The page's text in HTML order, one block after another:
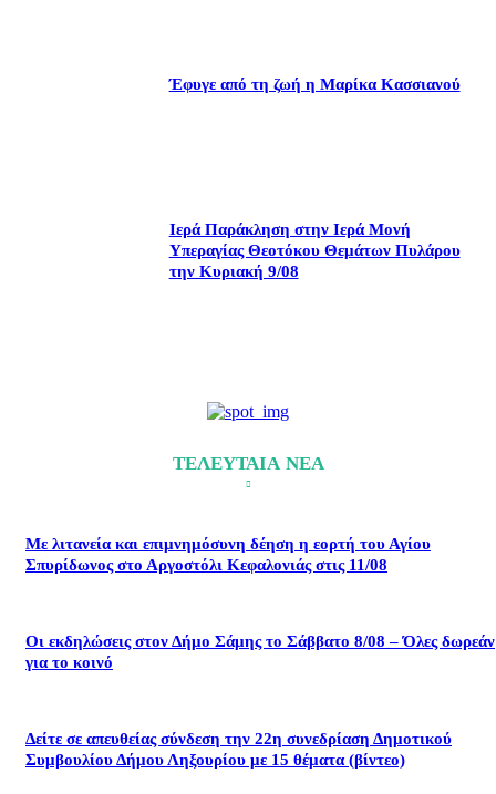
Έφυγε από τη ζωή η Μαρίκα Κασσιανού
Ιερά Παράκληση στην Ιερά Μονή
Υπεραγίας Θεοτόκου Θεμάτων Πυλάρου
την Κυριακή 9/08
ΤΕΛΕΥΤΑΙΑ ΝΕΑ
Με λιτανεία και επιμνημόσυνη δέηση η εορτή του Αγίου
Σπυρίδωνος στο Αργοστόλι Κεφαλονιάς στις 11/08
Οι εκδηλώσεις στον Δήμο Σάμης το Σάββατο 8/08 – Όλες δωρεάν
για το κοινό
Δείτε σε απευθείας σύνδεση την 22η συνεδρίαση Δημοτικού
Συμβουλίου Δήμου Ληξουρίου με 15 θέματα (βίντεο)